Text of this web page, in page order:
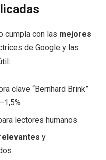
cumpla con las mejores
de Google y las
clave “Bernhard Brink”
lectores humanos
y